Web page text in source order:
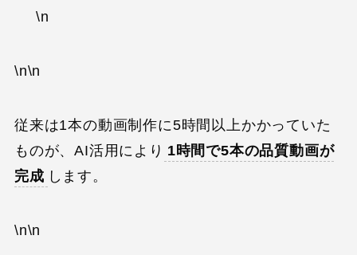
\n
\n\n
従来は1本の動画制作に5時間以上かかっていた
ものが、AI活用により 1時間で5本の品質動画が
完成 します。
\n\n